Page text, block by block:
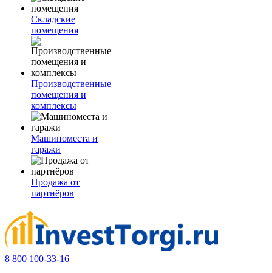
Складские
помещения
Производственные
помещения и
комплексы
Машиноместа и
гаражи
Продажа от
партнёров
8 800 100-33-16